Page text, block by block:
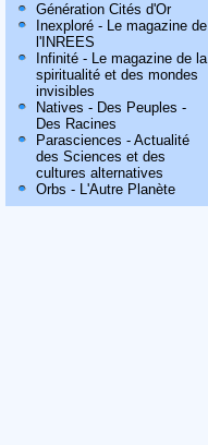
Génération Cités d'Or
Inexploré - Le magazine de
l'INREES
Infinité - Le magazine de la
spiritualité et des mondes
invisibles
Natives - Des Peuples -
Des Racines
Parasciences - Actualité
des Sciences et des
cultures alternatives
Orbs - L'Autre Planète